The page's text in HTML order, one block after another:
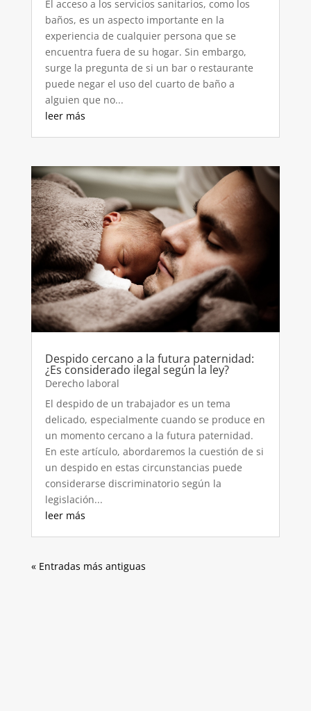
El acceso a los servicios sanitarios, como los
baños, es un aspecto importante en la
experiencia de cualquier persona que se
encuentra fuera de su hogar. Sin embargo,
surge la pregunta de si un bar o restaurante
puede negar el uso del cuarto de baño a
alguien que no...
leer más
Despido cercano a la futura paternidad:
¿Es considerado ilegal según la ley?
Derecho laboral
El despido de un trabajador es un tema
delicado, especialmente cuando se produce en
un momento cercano a la futura paternidad.
En este artículo, abordaremos la cuestión de si
un despido en estas circunstancias puede
considerarse discriminatorio según la
legislación...
leer más
« Entradas más antiguas